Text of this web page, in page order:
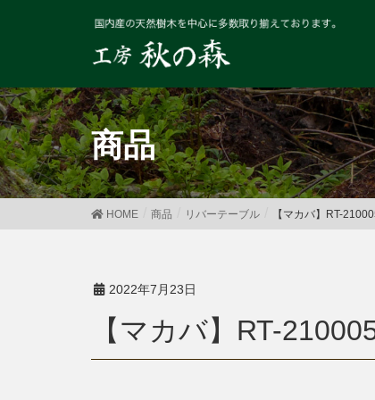
商品
HOME 商品 リバーテーブル 【マカバ】RT-
2022年7月23日
【マカバ】RT-